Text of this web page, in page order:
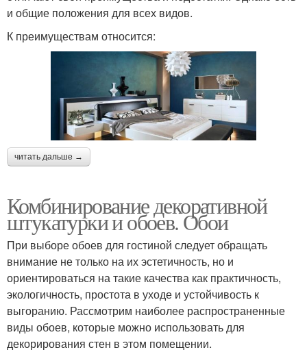
и общие положения для всех видов.
К преимуществам относится:
читать дальше →
Комбинирование декоративной
штукатурки и обоев. Обои
При выборе обоев для гостиной следует обращать
внимание не только на их эстетичность, но и
ориентироваться на такие качества как практичность,
экологичность, простота в уходе и устойчивость к
выгоранию. Рассмотрим наиболее распространенные
виды обоев, которые можно использовать для
декорирования стен в этом помещении.